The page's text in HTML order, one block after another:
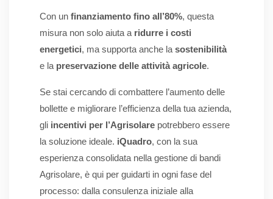
Con un finanziamento fino all’80%, questa
misura non solo aiuta a ridurre i costi
energetici, ma supporta anche la sostenibilità
e la preservazione delle attività agricole.
Se stai cercando di combattere l’aumento delle
bollette e migliorare l’efficienza della tua azienda,
gli incentivi per l’Agrisolare potrebbero essere
la soluzione ideale. iQuadro, con la sua
esperienza consolidata nella gestione di bandi
Agrisolare, è qui per guidarti in ogni fase del
processo: dalla consulenza iniziale alla